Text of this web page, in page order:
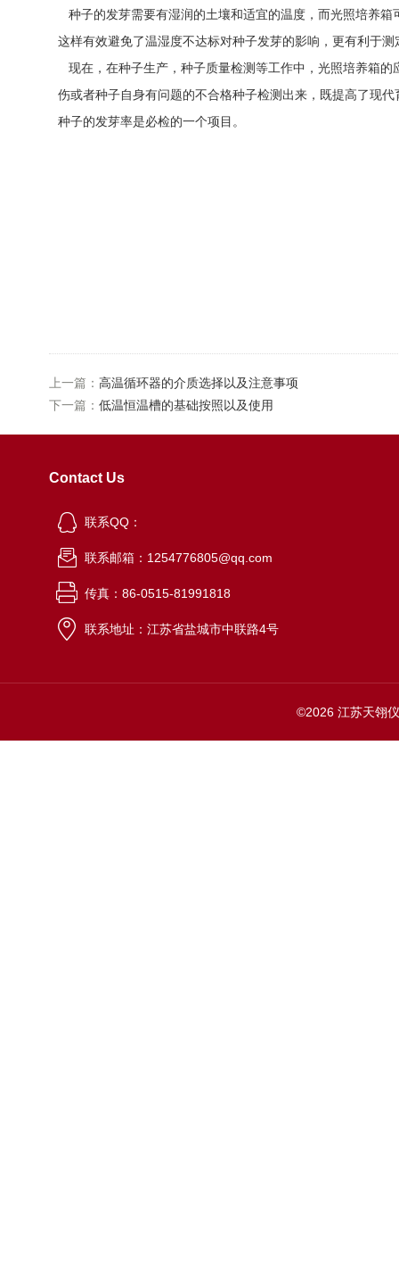
种子的发芽需要有湿润的土壤和适宜的温度，而光照培养
这样有效避免了温湿度不达标对种子发芽的影响，更有利于
现在，在种子生产，种子质量检测等工作中，光照培养箱的
伤或者种子自身有问题的不合格种子检测出来，既提高了现
种子的发芽率是必检的一个项目。
上一篇： 高温循环器的介质选择以及注意事项
下一篇： 低温恒温槽的基础按照以及使用
Contact Us
联系QQ：
联系邮箱：1254776805@qq.com
传真：86-0515-81991818
联系地址：江苏省盐城市中联路4号
©2026 江苏天翎